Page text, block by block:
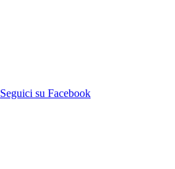
Seguici su Facebook